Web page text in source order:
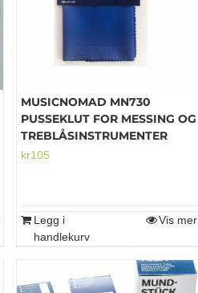
MUSICNOMAD MN730
PUSSEKLUT FOR MESSING OG
TREBLÅSINSTRUMENTER
kr105
Legg i
handlekurv
Vis mer